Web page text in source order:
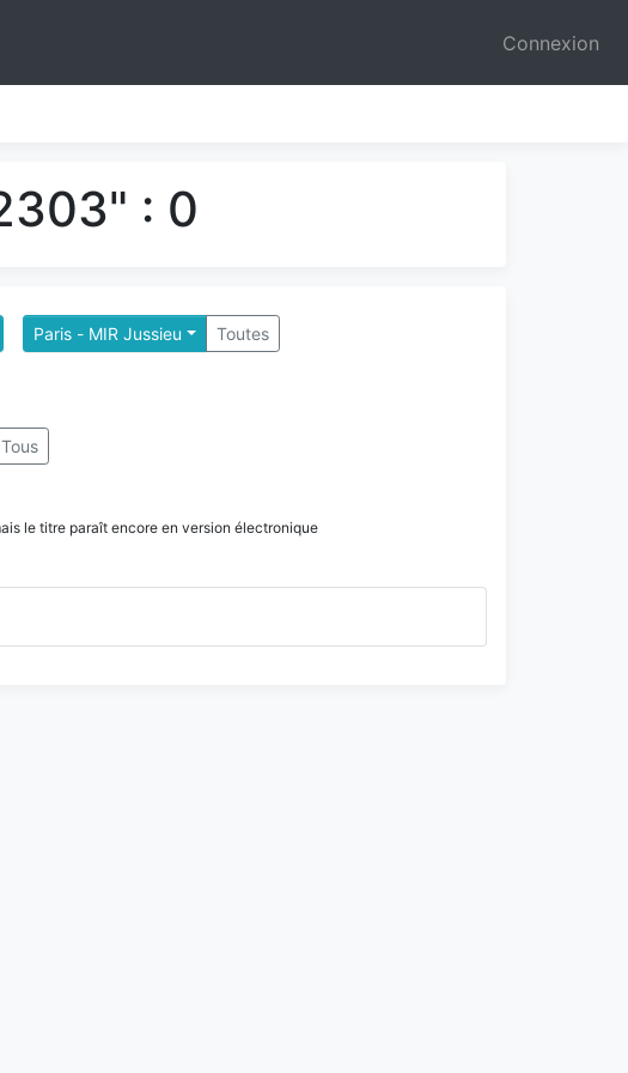
Connexion
: 0
Paris - MIR Jussieu Toutes
Tous
le titre paraît encore en version électronique